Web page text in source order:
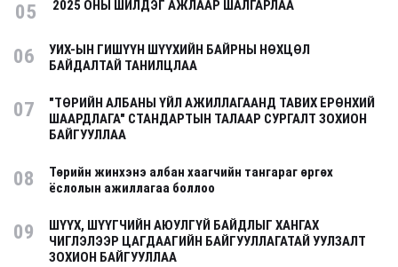
05 2025 ОНЫ ШИЛДЭГ АЖЛААР ШАЛГАРЛАА
06
УИХ-ЫН ГИШҮҮН ШҮҮХИЙН БАЙРНЫ НӨХЦӨЛ
БАЙДАЛТАЙ ТАНИЛЦЛАА
07
"ТӨРИЙН АЛБАНЫ ҮЙЛ АЖИЛЛАГААНД ТАВИХ ЕРӨНХИЙ
ШААРДЛАГА" СТАНДАРТЫН ТАЛААР СУРГАЛТ ЗОХИОН
БАЙГУУЛЛАА
08
Төрийн жинхэнэ албан хаагчийн тангараг өргөх
ёслолын ажиллагаа боллоо
09
ШҮҮХ, ШҮҮГЧИЙН АЮУЛГҮЙ БАЙДЛЫГ ХАНГАХ
ЧИГЛЭЛЭЭР ЦАГДААГИЙН БАЙГУУЛЛАГАТАЙ УУЛЗАЛТ
ЗОХИОН БАЙГУУЛЛАА